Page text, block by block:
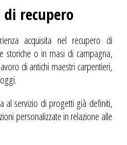
di recupero
acquisita nel recupero di
storiche o in masi di campagna,
di antichi maestri carpentieri,
al servizio di progetti già definiti,
personalizzate in relazione alle